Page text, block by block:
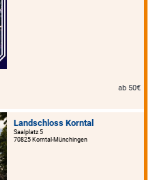
ab 50€
Landschloss Korntal
Saalplatz 5
70825 Korntal-Münchingen